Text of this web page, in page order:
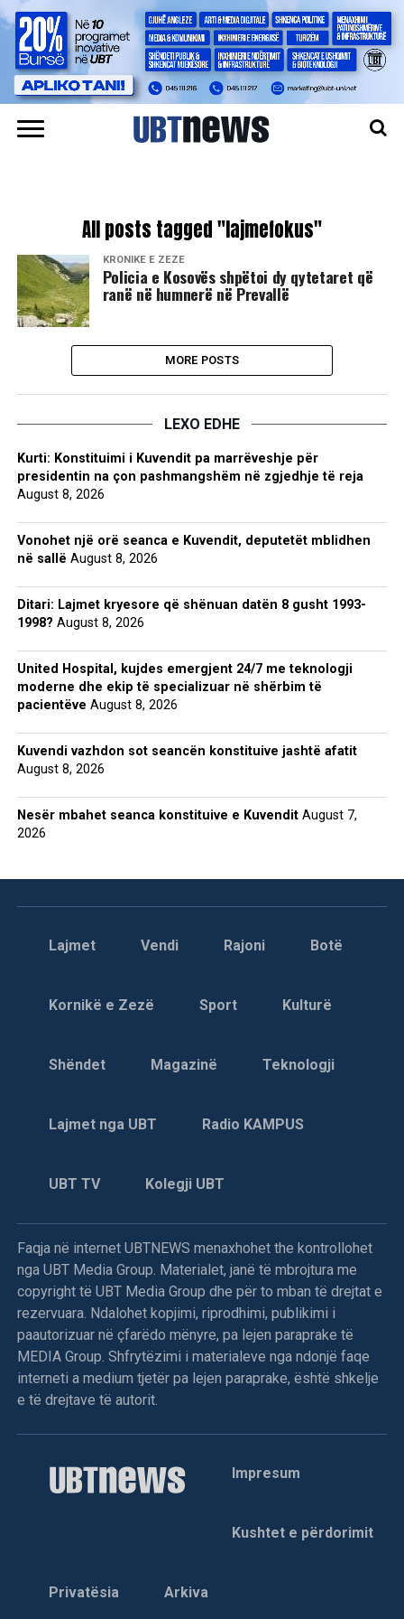
All posts tagged "lajmefokus"
KRONIKË E ZEZË
Policia e Kosovës shpëtoi dy qytetaret që
ranë në humnerë në Prevallë
MORE POSTS
LEXO EDHE
Kurti: Konstituimi i Kuvendit pa marrëveshje për
presidentin na çon pashmangshëm në zgjedhje të reja
August 8, 2026
Vonohet një orë seanca e Kuvendit, deputetët mblidhen
në sallë August 8, 2026
Ditari: Lajmet kryesore që shënuan datën 8 gusht 1993-
1998? August 8, 2026
United Hospital, kujdes emergjent 24/7 me teknologji
moderne dhe ekip të specializuar në shërbim të
pacientëve August 8, 2026
Kuvendi vazhdon sot seancën konstituive jashtë afatit
August 8, 2026
Nesër mbahet seanca konstituive e Kuvendit August 7,
2026
Lajmet Vendi Rajoni Botë
Kornikë e Zezë Sport Kulturë
Shëndet Magazinë Teknologji
Lajmet nga UBT Radio KAMPUS
UBT TV Kolegji UBT
Faqja në internet UBTNEWS menaxhohet the kontrollohet
nga UBT Media Group. Materialet, janë të mbrojtura me
copyright të UBT Media Group dhe për to mban të drejtat e
rezervuara. Ndalohet kopjimi, riprodhimi, publikimi i
paautorizuar në çfarëdo mënyre, pa lejen paraprake të
MEDIA Group. Shfrytëzimi i materialeve nga ndonjë faqe
interneti a medium tjetër pa lejen paraprake, është shkelje
e të drejtave të autorit.
Impresum
Kushtet e përdorimit
Privatësia Arkiva